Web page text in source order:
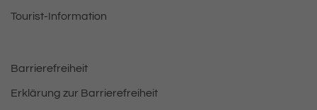
Tourist-Information
Barrierefreiheit
Erklärung zur Barrierefreiheit